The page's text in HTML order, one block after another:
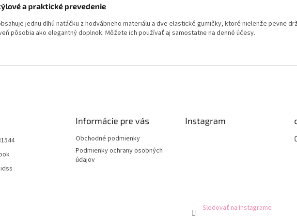
a praktické prevedenie
jednu dlhú natáčku z hodvábneho materiálu a dve elastické gumičky, ktoré nielenže pevne
pôsobia ako elegantný doplnok. Môžete ich používať aj samostatne na denné účesy.
Informácie pre vás
Obchodné podmienky
Podmienky ochrany osobných
údajov
Instagram
Sledovať na Instagrame